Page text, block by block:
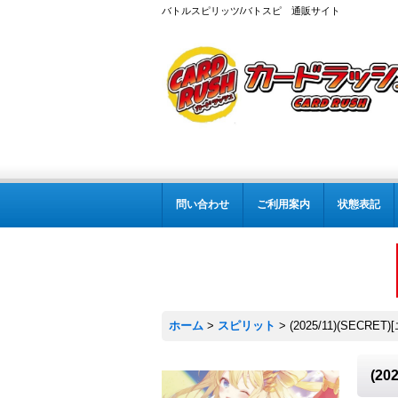
バトルスピリッツ/バトスピ 通販サイト
問い合わせ ご利用案内 状態表記
ホーム > スピリット > (2025/